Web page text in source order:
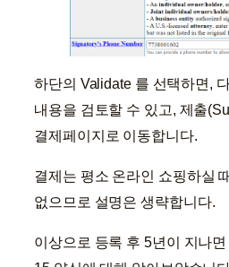
하단의 Validate 를 선택하면,
내용을 검토할 수 있고, 제출
결제페이지로 이동합니다.
결제는 평소 온라인 쇼핑하실
없으므로 설명은 생략합니다.
이상으로 등록 후 5년이 지나